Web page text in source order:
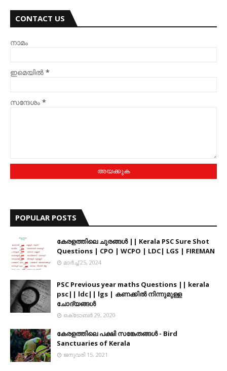
CONTACT US
നാമം
ഇമെയില്‍ *
സന്ദേശം *
POPULAR POSTS
കേരളത്തിലെ ചുരങ്ങൾ || Kerala PSC Sure Shot
Questions | CPO | WCPO | LDC| LGS | FIREMAN
മാർച്ച് 25, 2024
PSC Previous year maths Questions || kerala
psc|| ldc|| lgs | കണക്കിൽ നിന്നുമുള്ള
ചോദ്യങ്ങൾ
ഒക്‌ടോബർ 29, 2020
കേരളത്തിലെ പക്ഷി സങ്കേതങ്ങൾ - Bird
Sanctuaries of Kerala
ജനുവരി 15, 2021